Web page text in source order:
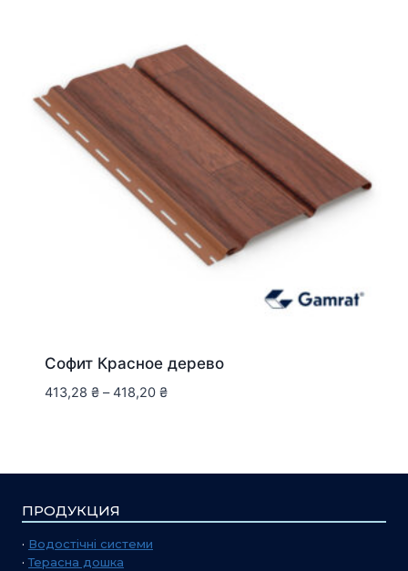
Софит Красное дерево
413,28 ₴ – 418,20 ₴
ПРОДУКЦИЯ
· Водостічні системи
·Терасна дошка